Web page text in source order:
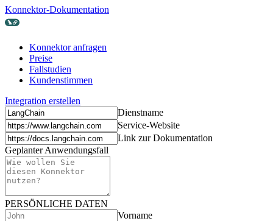
Konnektor-Dokumentation
Konnektor anfragen
Preise
Fallstudien
Kundenstimmen
Integration erstellen
Dienstname
Service-Website
Link zur Dokumentation
Geplanter Anwendungsfall
PERSÖNLICHE DATEN
Vorname